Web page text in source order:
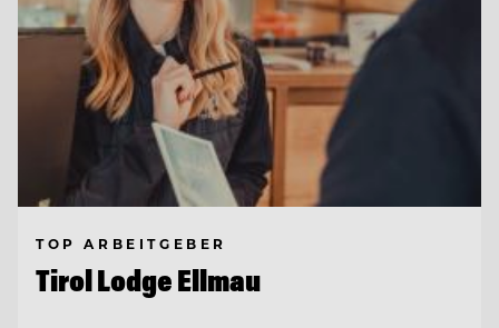
TOP ARBEITGEBER
Tirol Lodge Ellmau